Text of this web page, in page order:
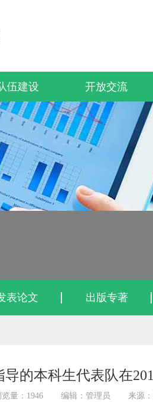
伍建设 开放交流
表论文 出版专著
的本科生代表队在
览量：1946 编辑：管理员 来源